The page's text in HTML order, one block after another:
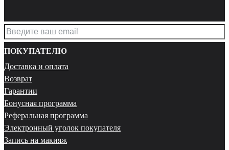
ПОКУПАТЕЛЮ
Доставка и оплата
Возврат
Гарантии
Бонусная программа
Реферальная программа
Электронный уголок покупателя
Запись на макияж